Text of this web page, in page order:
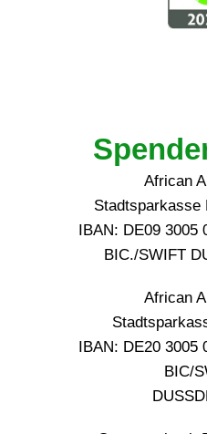
African
Stadtsparkasse
IBAN: DE09 3005
BIC./SWIFT
African
IBAN: DE20 3005
BIC/